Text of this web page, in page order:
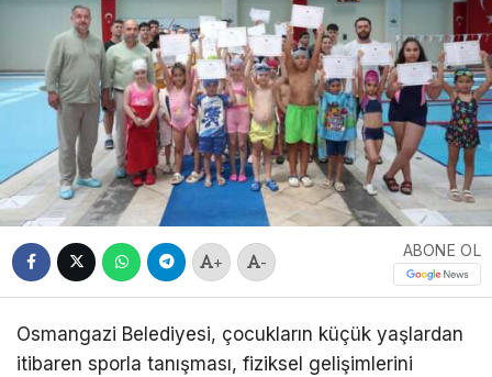
+ -
ABONE OL
Osmangazi Belediyesi, çocukların küçük yaşlardan
itibaren sporla tanışması, fiziksel gelişimlerini